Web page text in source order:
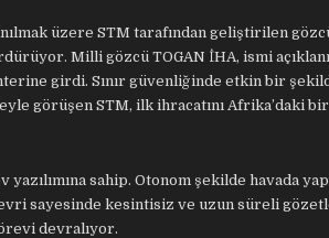
üzere STM tarafından geliştirilen
Milli gözcü TOGAN İHA, ismi
girdi. Sınır güvenliğinde etkin bir
görüşen STM, ilk ihracatını Afrika’daki
sahip. Otonom şekilde havada
sayesinde kesintisiz ve uzun süreli
devralıyor.